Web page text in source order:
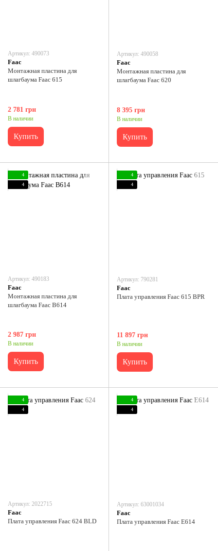
Артикул: 490073
Faac
Монтажная пластина для
шлагбаума Faac 615
2 781 грн
В наличии
Купить
Артикул: 490058
Faac
Монтажная пластина для
шлагбаума Faac 620
8 395 грн
В наличии
Купить
4
4
Артикул: 490183
Faac
Монтажная пластина для
шлагбаума Faac B614
2 987 грн
В наличии
Купить
4
4
Артикул: 790281
Faac
Плата управления Faac 615 BPR
11 897 грн
В наличии
Купить
4
4
Артикул: 2022715
Faac
Плата управления Faac 624 BLD
4
4
Артикул: 63001034
Faac
Плата управления Faac E614